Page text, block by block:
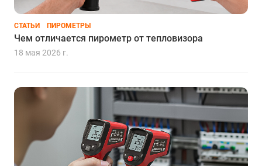
СТАТЬИ ПИРОМЕТРЫ
Чем отличается пирометр от тепловизора
18 мая 2026 г.